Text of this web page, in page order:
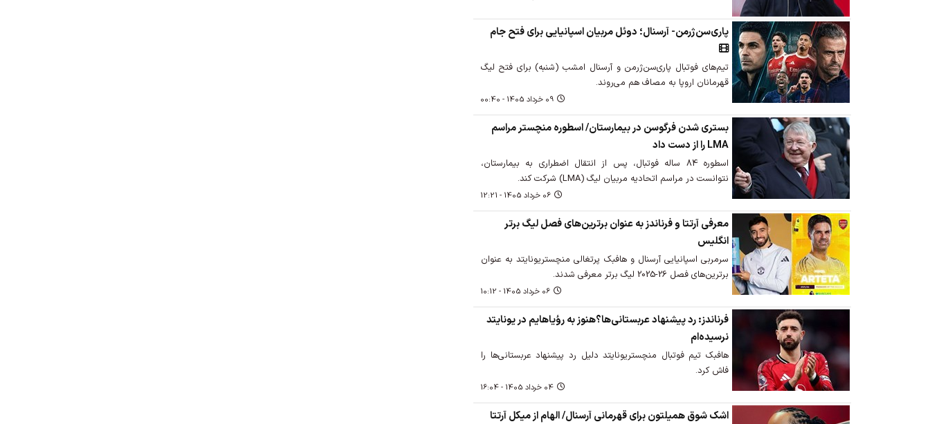
پاری‌سن‌ژرمن- آرسنال؛ دوئل مربیان اسپانیایی برای فتح جام
تیم‌های فوتبال پاری‌سن‌ژرمن و آرسنال امشب (شنبه) برای فتح لیگ
قهرمانان اروپا به مصاف هم می‌روند.
09 خرداد 1405 - 00:40
بستری شدن فرگوسن در بیمارستان/ اسطوره منچستر مراسم
LMA را از دست داد
اسطوره 84 ساله فوتبال، پس از انتقال اضطراری به بیمارستان،
نتوانست در مراسم اتحادیه مربیان لیگ (LMA) شرکت کند.
06 خرداد 1405 - 12:21
معرفی آرتتا و فرناندز به عنوان برترین‌های فصل لیگ برتر
انگلیس
سرمربی اسپانیایی آرسنال و هافبک پرتغالی منچستریونایتد به عنوان
برترین‌های فصل 26-2025 لیگ برتر معرفی شدند.
06 خرداد 1405 - 10:12
فرناندز: رد پیشنهاد عربستانی‌ها؟هنوز به رؤیاهایم در یونایتد
نرسیده‌ام
هافبک تیم فوتبال منچستریونایتد دلیل رد پیشنهاد عربستانی‌ها را
فاش کرد.
04 خرداد 1405 - 16:04
اشک شوق همیلتون برای قهرمانی آرسنال/ الهام از میکل آرتتا